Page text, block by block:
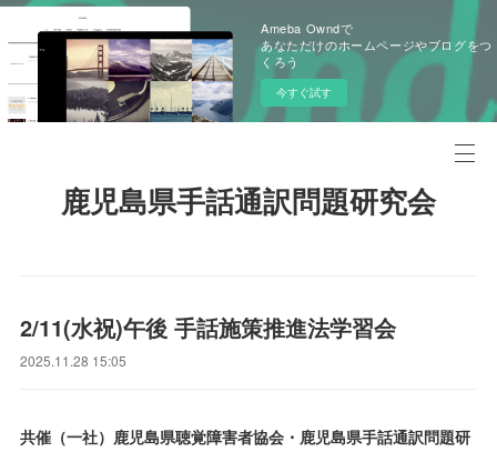
Ameba Owndで
あなただけのホームページやブログをつ
くろう
今すぐ試す
鹿児島県手話通訳問題研究会
2/11(水祝)午後 手話施策推進法学習会
2025.11.28 15:05
共催（一社）鹿児島県聴覚障害者協会・鹿児島県手話通訳問題研